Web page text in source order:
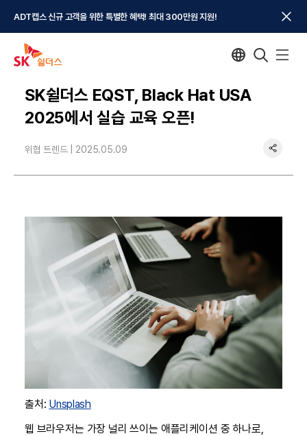
ADT캡스 신규 고객을 위한 특별한 혜택! 최대 300만원 지원!
SK쉴더스 EQST, Black Hat USA
2025에서 실습 교육 오픈!
위협 트렌드 | 2025.05.09
출처: Unsplash
웹 브라우저는 가장 널리 쓰이는 애플리케이션 중 하나로,